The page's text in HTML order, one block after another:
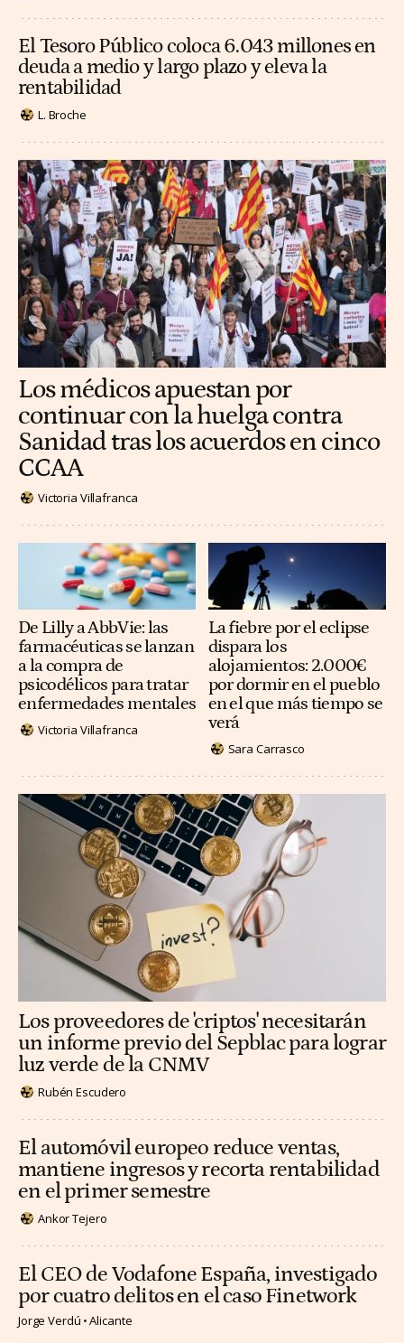
El Tesoro Público coloca 6.043 millones en
deuda a medio y largo plazo y eleva la
rentabilidad
L. Broche
Los médicos apuestan por
continuar con la huelga contra
Sanidad tras los acuerdos en cinco
CCAA
Victoria Villafranca
De Lilly a AbbVie: las
farmacéuticas se lanzan
a la compra de
psicodélicos para tratar
enfermedades mentales
Victoria Villafranca
La fiebre por el eclipse
dispara los
alojamientos: 2.000€
por dormir en el pueblo
en el que más tiempo se
verá
Sara Carrasco
Los proveedores de 'criptos' necesitarán
un informe previo del Sepblac para lograr
luz verde de la CNMV
Rubén Escudero
El automóvil europeo reduce ventas,
mantiene ingresos y recorta rentabilidad
en el primer semestre
Ankor Tejero
El CEO de Vodafone España, investigado
por cuatro delitos en el caso Finetwork
Jorge Verdú Alicante